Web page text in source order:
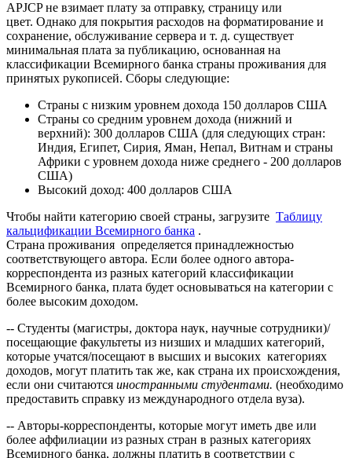
APJCP не взимает плату за отправку, страницу или
цвет. Однако для покрытия расходов на форматирование и
сохранение, обслуживание сервера и т. д. существует
минимальная плата за публикацию, основанная на
классификации Всемирного банка страны проживания для
принятых рукописей. Сборы следующие:
Страны с низким уровнем дохода 150 долларов США
Страны со средним уровнем дохода (нижний и
верхний): 300 долларов США (для следующих стран:
Индия, Египет, Сирия, Яман, Непал, Витнам и страны
Африки с уровнем дохода ниже среднего - 200 долларов
США)
Высокий доход: 400 долларов США
Чтобы найти категорию своей страны, загрузите Таблицу
кальцификации Всемирного банка .
Страна проживания определяется принадлежностью
соответствующего автора. Если более одного автора-
корреспондента из разных категорий классификации
Всемирного банка, плата будет основываться на категории с
более высоким доходом.
-- Студенты (магистры, доктора наук, научные сотрудники)/
посещающие факультеты из низших и младших категорий,
которые учатся/посещают в высших и высоких категориях
доходов, могут платить так же, как страна их происхождения,
если они считаются иностранными студентами. (необходимо
предоставить справку из международного отдела вуза).
-- Авторы-корреспонденты, которые могут иметь две или
более аффилиации из разных стран в разных категориях
Всемирного банка, должны платить в соответствии с